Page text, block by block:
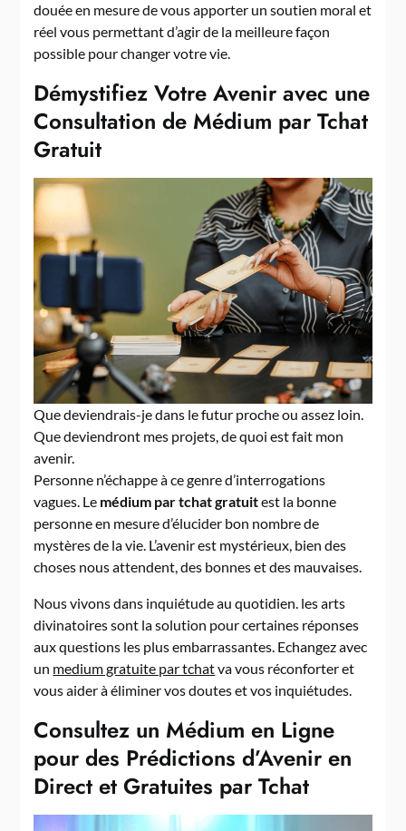
douée en mesure de vous apporter un soutien moral et
réel vous permettant d’agir de la meilleure façon
possible pour changer votre vie.
Démystifiez Votre Avenir avec une
Consultation de Médium par Tchat
Gratuit
Que deviendrais-je dans le futur proche ou assez loin.
Que deviendront mes projets, de quoi est fait mon
avenir.
Personne n’échappe à ce genre d’interrogations
vagues. Le médium par tchat gratuitest la bonne
personne en mesure d’élucider bon nombre de
mystères de la vie. L’avenir est mystérieux, bien des
choses nous attendent, des bonnes et des mauvaises.
Nous vivons dans inquiétude au quotidien. les arts
divinatoires sont la solution pour certaines réponses
aux questions les plus embarrassantes. Echangez avec
un medium gratuite par tchatva vous réconforter et
vous aider à éliminer vos doutes et vos inquiétudes.
Consultez un Médium en Ligne
pour des Prédictions d’Avenir en
Direct et Gratuites par Tchat